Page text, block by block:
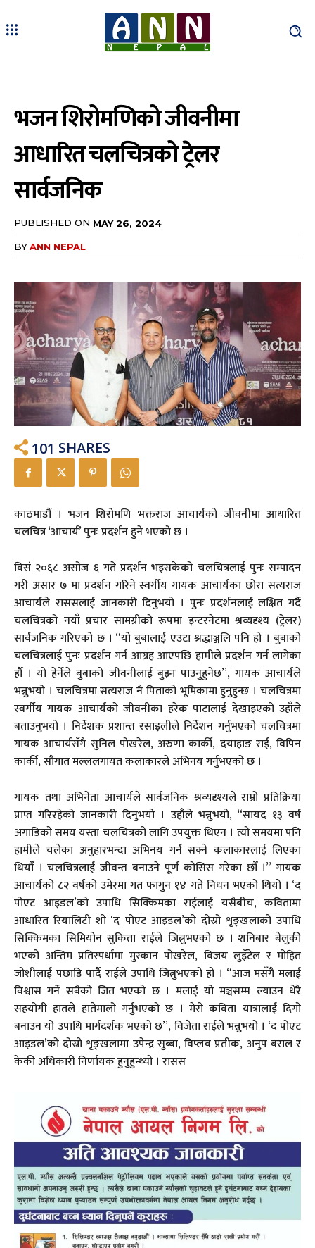
भजन शिरोमणिको जीवनीमा
आधारित चलचित्रको ट्रेलर
सार्वजनिक
PUBLISHED ON MAY 26, 2024
BYANN NEPAL
101 SHARES
काठमाडौं । भजन शिरोमणि भक्तराज आचार्यको जीवनीमा आधारित
चलचित्र ‘आचार्य’ पुनः प्रदर्शन हुने भएको छ ।
विसं २०६८ असोज ६ गते प्रदर्शन भइसकेको चलचित्रलाई पुनः सम्पादन
गरी असार ७ मा प्रदर्शन गरिने स्वर्गीय गायक आचार्यका छोरा सत्यराज
आचार्यले राससलाई जानकारी दिनुभयो । पुनः प्रदर्शनलाई लक्षित गर्दै
चलचित्रको नयाँ प्रचार सामग्रीको रूपमा इन्टरनेटमा श्रव्यदृश्य (ट्रेलर)
सार्वजनिक गरिएको छ । “यो बुबालाई एउटा श्रद्धाञ्जलि पनि हो । बुबाको
चलचित्रलाई पुनः प्रदर्शन गर्न आग्रह आएपछि हामीले प्रदर्शन गर्न लागेका
हौँ । यो हेर्नेले बुबाको जीवनीलाई बुझ्न पाउनुहुनेछ”, गायक आचार्यले
भन्नुभयो । चलचित्रमा सत्यराज नै पिताको भूमिकामा हुनुहुन्छ । चलचित्रमा
स्वर्गीय गायक आचार्यको जीवनीका हरेक पाटालाई देखाइएको उहाँले
बताउनुभयो । निर्देशक प्रशान्त रसाइलीले निर्देशन गर्नुभएको चलचित्रमा
गायक आचार्यसँगै सुनिल पोखरेल, अरुणा कार्की, दयाहाङ राई, विपिन
कार्की, सौगात मल्ललगायत कलाकारले अभिनय गर्नुभएको छ ।
गायक तथा अभिनेता आचार्यले सार्वजनिक श्रव्यदृश्यले राम्रो प्रतिक्रिया
प्राप्त गरिरहेको जानकारी दिनुभयो । उहाँले भन्नुभयो, “सायद १३ वर्ष
अगाडिको समय यस्ता चलचित्रको लागि उपयुक्त थिएन । त्यो समयमा पनि
हामीले चलेका अनुहारभन्दा अभिनय गर्न सक्ने कलाकारलाई लिएका
थियौँ । चलचित्रलाई जीवन्त बनाउने पूर्ण कोसिस गरेका छौँ ।” गायक
आचार्यको ८२ वर्षको उमेरमा गत फागुन १४ गते निधन भएको थियो । ‘द
पोएट आइडल’को उपाधि सिक्किमका राईलाई यसैबीच, कवितामा
आधारित रियालिटी शो ‘द पोएट आइडल’को दोस्रो शृङ्खलाको उपाधि
सिक्किमका सिमियोन सुकिता राईले जित्नुभएको छ । शनिबार बेलुकी
भएको अन्तिम प्रतिस्पर्धामा मुस्कान पोखरेल, विजय लुइँटेल र मोहित
जोशीलाई पछाडि पार्दै राईले उपाधि जित्नुभएको हो । “आज मसँगै मलाई
विश्वास गर्ने सबैको जित भएको छ । मलाई यो मञ्चसम्म ल्याउन धेरै
सहयोगी हातले हातेमालो गर्नुभएको छ । मेरो कविता यात्रालाई दिगो
बनाउन यो उपाधि मार्गदर्शक भएको छ”, विजेता राईले भन्नुभयो । ‘द पोएट
आइडल’को दोस्रो शृङ्खलामा उपेन्द्र सुब्बा, विप्लव प्रतीक, अनुप बराल र
केकी अधिकारी निर्णायक हुनुहुन्थ्यो । रासस